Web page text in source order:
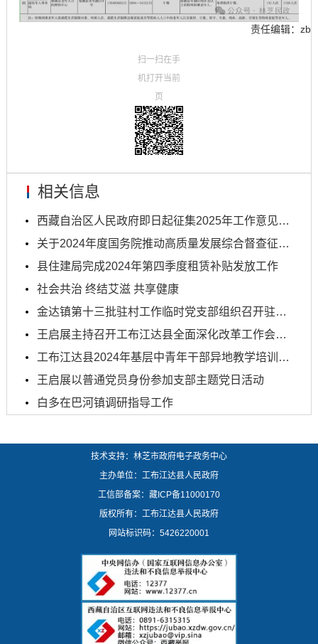
责任编辑：zb
扫一扫在手
机打开当前
页
相关信息
西藏自治区人民政府即日起征集2025年工作意见建议
关于2024年度国务院推动高质量发展综合督查征集问题...
县住建局完成2024年第四季度租赁补贴发放工作
社会共治 终结艾滋 共享健康
金达镇第十三批驻村工作临时党支部组织召开驻村工作...
王启展主持召开工布江达县全面深化改革工作会议暨推...
工布江达县2024年基层中青年干部异地教学培训圆满结...
王启展以普通党员身份参加支部主题党日活动
白多在巴河镇调研指导工作
技术支持：林芝市政府电子政务中心
主办单位：工布江达县人民政府
工信部备案： 藏ICP备11000170
版权所有：工布江达县人民政府
网站标识码：5426220001